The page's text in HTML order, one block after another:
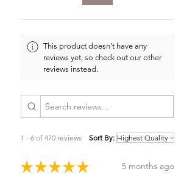
This product doesn't have any
reviews yet, so check out our other
reviews instead.
1 - 6 of 470 reviews Sort By:
★ ★ ★ ★ ★ 5 months ago